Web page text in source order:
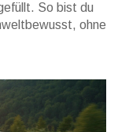
So bist du
ohne